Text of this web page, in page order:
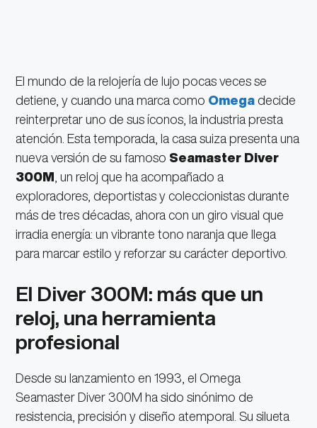
El mundo de la relojería de lujo pocas veces se
detiene, y cuando una marca como Omega decide
reinterpretar uno de sus íconos, la industria presta
atención. Esta temporada, la casa suiza presenta una
nueva versión de su famoso Seamaster Diver
300M , un reloj que ha acompañado a
exploradores, deportistas y coleccionistas durante
más de tres décadas, ahora con un giro visual que
irradia energía: un vibrante tono naranja que llega
para marcar estilo y reforzar su carácter deportivo.
El Diver 300M: más que un
reloj, una herramienta
profesional
Desde su lanzamiento en 1993, el Omega
Seamaster Diver 300M ha sido sinónimo de
resistencia, precisión y diseño atemporal. Su silueta